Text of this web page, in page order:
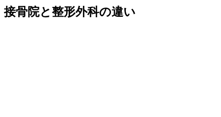
接骨院と整形外科の違い